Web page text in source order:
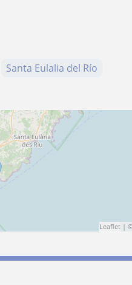
Santa Eulalia del Río
Leaflet|